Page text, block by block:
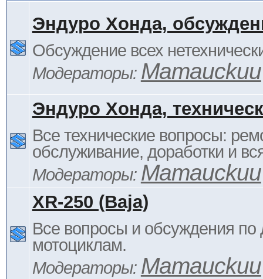
Эндуро Хонда,
Обсуждение всех
Модераторы: Mamauckuu
Эндуро Хонда,
Все технические вопросы:
обслуживание, доработки и
Модераторы: Mamauckuu
XR-250 (Baja)
Все вопросы и обсуждения
мотоциклам.
Модераторы: Mamauckuu